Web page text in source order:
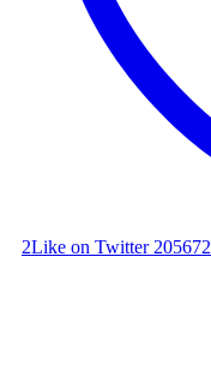
2Like on Twitter